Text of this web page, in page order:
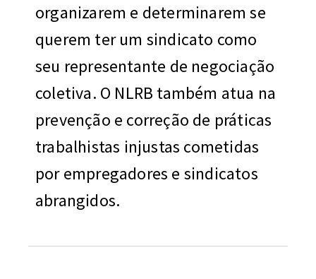
organizarem e determinarem se
querem ter um sindicato como
seu representante de negociação
coletiva. O NLRB também atua na
prevenção e correção de práticas
trabalhistas injustas cometidas
por empregadores e sindicatos
abrangidos.